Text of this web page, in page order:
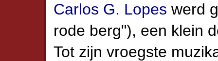
Carlos G. Lopes werd
rode berg"), een klein
Tot zijn vroegste